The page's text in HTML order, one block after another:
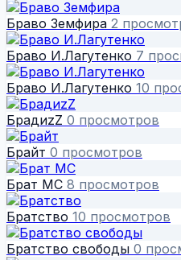
Браво Земфира 2
Браво И.Лагутенко 7
Браво И.Лагутенко 10
БрадиzZ 0 просмотров
Брайт 0 просмотров
Брат МС 8 просмотров
Братство 10 просмотров
Братство свободы 0